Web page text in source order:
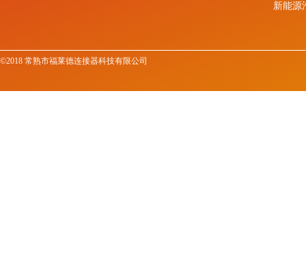
新能源
©2018 常熟市福莱德连接器科技有限公司